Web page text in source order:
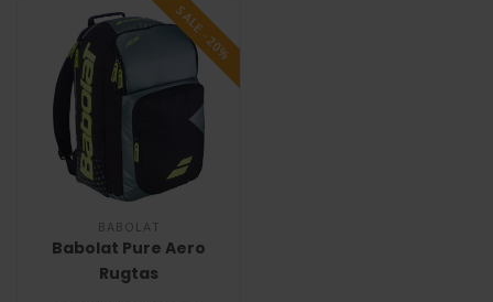
SALE -20%
BABOLAT
Babolat Pure Aero
Rugtas